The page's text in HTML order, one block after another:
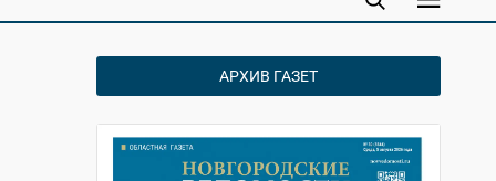
АРХИВ ГАЗЕТ